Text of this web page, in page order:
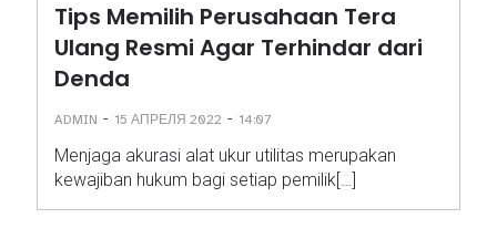
Tips Memilih Perusahaan Tera
Ulang Resmi Agar Terhindar dari
Denda
ADMIN - 15 АПРЕЛЯ 2022 - 14:07
Menjaga akurasi alat ukur utilitas merupakan
kewajiban hukum bagi setiap pemilik[…]